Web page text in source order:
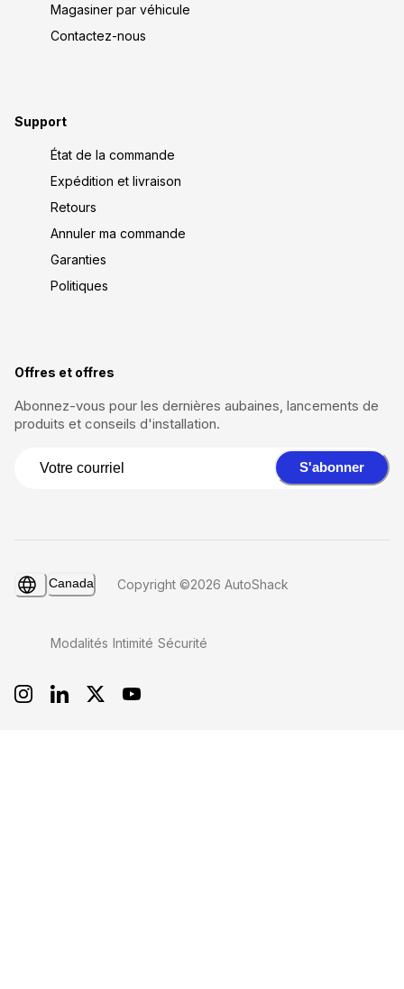
Magasiner par véhicule
Contactez-nous
Support
État de la commande
Expédition et livraison
Retours
Annuler ma commande
Garanties
Politiques
Offres et offres
Abonnez-vous pour les dernières aubaines, lancements de
produits et conseils d'installation.
S'abonner
Canada Copyright ©2026 AutoShack
Modalités Intimité Sécurité